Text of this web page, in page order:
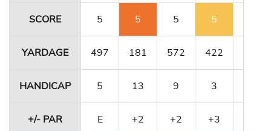
SCORE 5 5 5 5
YARDAGE 497 181 572 422
HANDICAP 5 13 9 3
+/- PAR E +2 +2 +3